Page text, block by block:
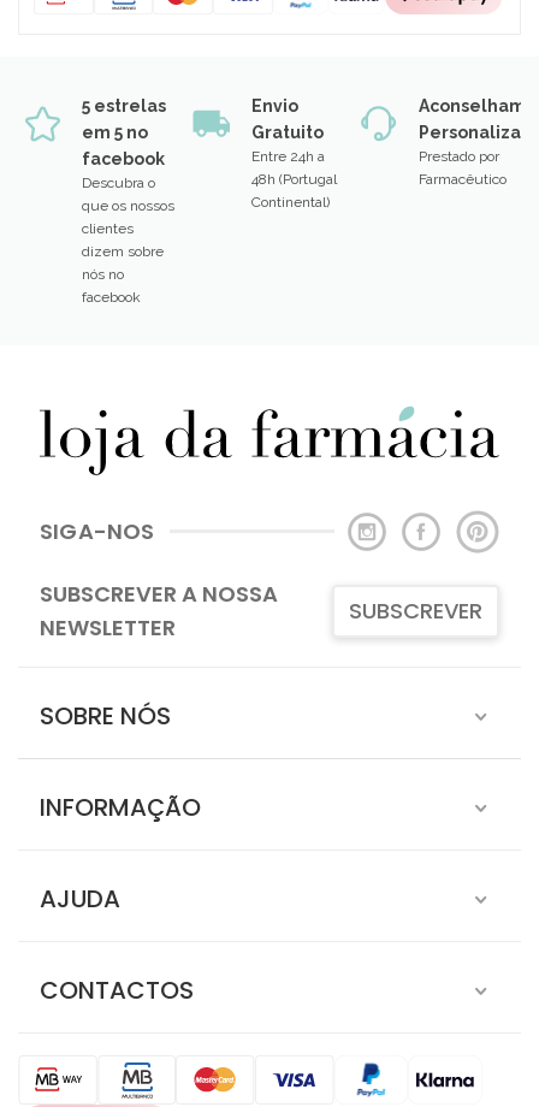
5 estrelas
em 5 no
facebook
Descubra o
que os nossos
clientes
dizem sobre
nós no
facebook
Envio
Gratuito
Entre 24h a
48h (Portugal
Continental)
Prestado por
Farmacêutico
SIGA-NOS
SUBSCREVER A NOSSA
NEWSLETTER
SUBSCREVER
SOBRE NÓS
INFORMAÇÃO
AJUDA
CONTACTOS